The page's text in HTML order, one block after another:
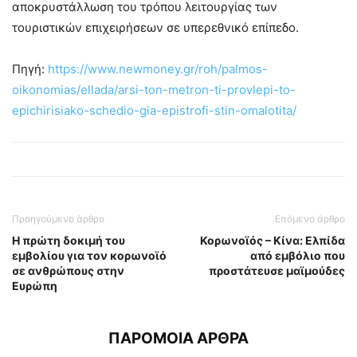
αποκρυστάλλωση του τρόπου λειτουργίας των
τουριστικών επιχειρήσεων σε υπερεθνικό επίπεδο.
Πηγή: https://www.newmoney.gr/roh/palmos-
oikonomias/ellada/arsi-ton-metron-ti-provlepi-to-
epichirisiako-schedio-gia-epistrofi-stin-omalotita/
Προηγούμενο άρθρο
Η πρώτη δοκιμή του
εμβολίου για τον κορωνοϊό
σε ανθρώπους στην
Ευρώπη
Επόμενο άρθρο
Κορωνοϊός – Κίνα: Ελπίδα
από εμβόλιο που
προστάτευσε μαϊμούδες
ΠΑΡΟΜΟΙΑ ΑΡΘΡΑ